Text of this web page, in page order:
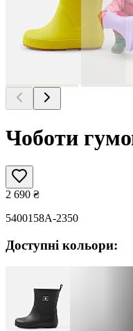
Чоботи
2 690 ₴
5400158A-2350
Доступні кольори: